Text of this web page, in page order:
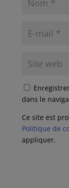
dans le
Ce site est
Politique de
appliquer.